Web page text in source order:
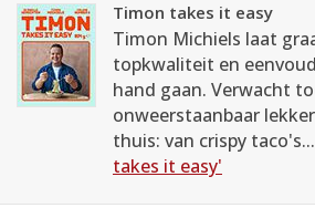
Timon takes it easy
Timon Michiels laat
topkwaliteit en
hand gaan. Verwacht
onweerstaanbaar
thuis: van crispy taco's...
takes it easy'